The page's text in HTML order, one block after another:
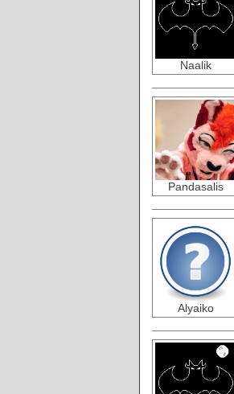
Naalik
Pandasalis
Alyaiko